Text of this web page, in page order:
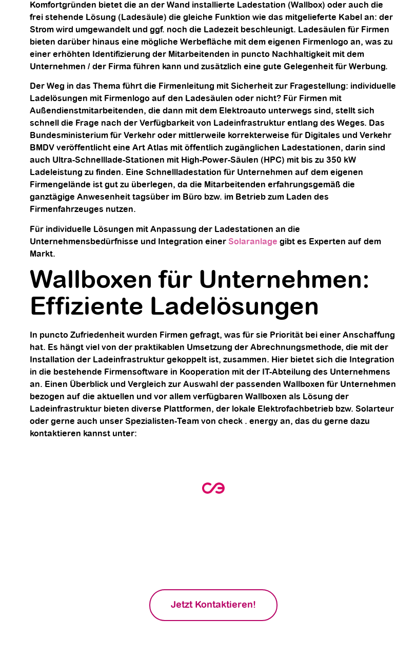
Komfortgründen bietet die an der Wand installierte Ladestation (Wallbox) oder auch die
frei stehende Lösung (Ladesäule) die gleiche Funktion wie das mitgelieferte Kabel an: der
Strom wird umgewandelt und ggf. noch die Ladezeit beschleunigt. Ladesäulen für Firmen
bieten darüber hinaus eine mögliche Werbefläche mit dem eigenen Firmenlogo an, was zu
einer erhöhten Identifizierung der Mitarbeitenden in puncto Nachhaltigkeit mit dem
Unternehmen / der Firma führen kann und zusätzlich eine gute Gelegenheit für Werbung.
Der Weg in das Thema führt die Firmenleitung mit Sicherheit zur Fragestellung: individuelle
Ladelösungen mit Firmenlogo auf den Ladesäulen oder nicht? Für Firmen mit
Außendienstmitarbeitenden, die dann mit dem Elektroauto unterwegs sind, stellt sich
schnell die Frage nach der Verfügbarkeit von Ladeinfrastruktur entlang des Weges. Das
Bundesministerium für Verkehr oder mittlerweile korrekterweise für Digitales und Verkehr
BMDV veröffentlicht eine Art Atlas mit öffentlich zugänglichen Ladestationen, darin sind
auch Ultra-Schnelllade-Stationen mit High-Power-Säulen (HPC) mit bis zu 350 kW
Ladeleistung zu finden. Eine Schnellladestation für Unternehmen auf dem eigenen
Firmengelände ist gut zu überlegen, da die Mitarbeitenden erfahrungsgemäß die
ganztägige Anwesenheit tagsüber im Büro bzw. im Betrieb zum Laden des
Firmenfahrzeuges nutzen.
Für individuelle Lösungen mit Anpassung der Ladestationen an die
Unternehmensbedürfnisse und Integration einer Solaranlage gibt es Experten auf dem
Markt.
Wallboxen für Unternehmen:
Effiziente Ladelösungen
In puncto Zufriedenheit wurden Firmen gefragt, was für sie Priorität bei einer Anschaffung
hat. Es hängt viel von der praktikablen Umsetzung der Abrechnungsmethode, die mit der
Installation der Ladeinfrastruktur gekoppelt ist, zusammen. Hier bietet sich die Integration
in die bestehende Firmensoftware in Kooperation mit der IT-Abteilung des Unternehmens
an. Einen Überblick und Vergleich zur Auswahl der passenden Wallboxen für Unternehmen
bezogen auf die aktuellen und vor allem verfügbaren Wallboxen als Lösung der
Ladeinfrastruktur bieten diverse Plattformen, der lokale Elektrofachbetrieb bzw. Solarteur
oder gerne auch unser Spezialisten-Team von check . energy an, das du gerne dazu
kontaktieren kannst unter:
Jetzt Kontaktieren!